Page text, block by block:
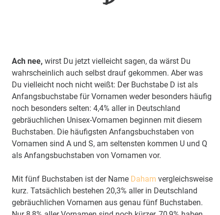
Ach nee, wirst Du jetzt vielleicht sagen, da wärst Du
wahrscheinlich auch selbst drauf gekommen. Aber was
Du vielleicht noch nicht weißt: Der Buchstabe D ist als
Anfangsbuchstabe für Vornamen weder besonders häufig
noch besonders selten: 4,4% aller in Deutschland
gebräuchlichen Unisex-Vornamen beginnen mit diesem
Buchstaben. Die häufigsten Anfangsbuchstaben von
Vornamen sind A und S, am seltensten kommen U und Q
als Anfangsbuchstaben von Vornamen vor.
Mit fünf Buchstaben ist der Name Daham vergleichsweise
kurz. Tatsächlich bestehen 20,3% aller in Deutschland
gebräuchlichen Vornamen aus genau fünf Buchstaben.